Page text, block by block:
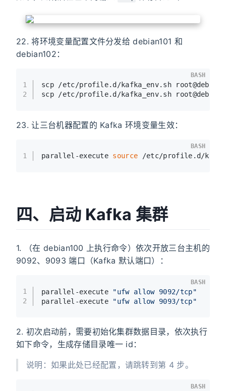
22. 将环境变量配置文件分发给 debian101 和
debian102：
1
2
scp /etc/profile.d/kafka_env.sh
scp /etc/profile.d/kafka_env.sh
BASH
23. 让三台机器配置的 Kafka 环境变量生效：
1 parallel-execute source /etc/profile.d/
BASH
四、启动 Kafka 集群
1. （在 debian100 上执行命令）依次开放三台主机的
9092、9093 端口（Kafka 默认端口）：
1
2
parallel-execute "ufw allow 9092/tcp"
parallel-execute "ufw allow 9093/tcp"
BASH
2. 初次启动前，需要初始化集群数据目录，依次执行
如下命令，生成存储目录唯一 id：
说明：如果此处已经配置，请跳转到第 4 步。
BASH